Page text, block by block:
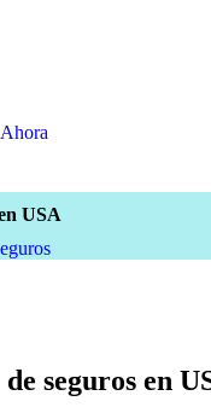
USA
seguros en